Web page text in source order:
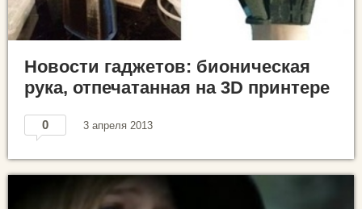
Новости гаджетов: бионическая
рука, отпечатанная на 3D принтере
0 3 апреля 2013